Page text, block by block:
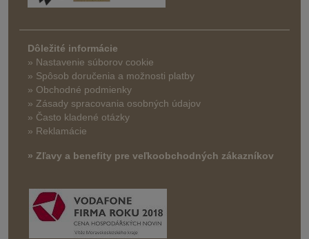
Dôležité informácie
» Nastavenie súborov cookie
» Spôsob doručenia a možnosti platby
» Obchodné podmienky
» Zásady spracovania osobných údajov
» Často kladené otázky
» Reklamácie
» Zľavy a benefity pre veľkoobchodných zákazníkov